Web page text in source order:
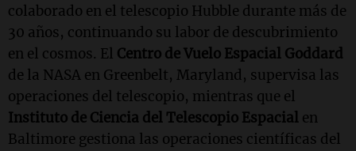
colaborado en el telescopio Hubble durante más de
30 años, continuando su labor de descubrimiento
en el cosmos. El Centro de Vuelo Espacial Goddard
de la NASA en Greenbelt, Maryland, supervisa las
operaciones del telescopio, mientras que el
Instituto de Ciencia del Telescopio Espacial en
Baltimore gestiona las operaciones científicas del